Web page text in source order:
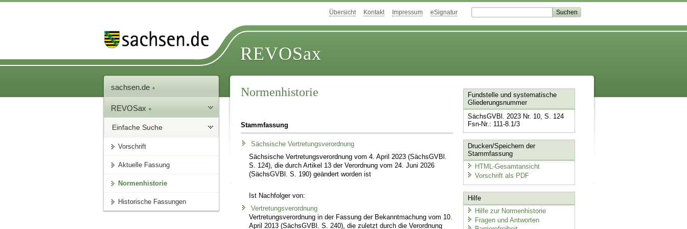
Übersicht Kontakt Impressum eSignatur
REVOSax
sachsen.de
REVOSax
Einfache Suche
Vorschrift
Aktuelle Fassung
Normenhistorie
Historische Fassungen
Normenhistorie
Stammfassung
Sächsische Vertretungsverordnung
Sächsische Vertretungsverordnung vom 4. April 2023 (SächsGVBl.
S. 124), die durch Artikel 13 der Verordnung vom 24. Juni 2026
(SächsGVBl. S. 190) geändert worden ist
Ist Nachfolger von:
Vertretungsverordnung
Vertretungsverordnung in der Fassung der Bekanntmachung vom 10.
April 2013 (SächsGVBl. S. 240), die zuletzt durch die Verordnung
Fundstelle und systematische
Gliederungsnummer
SächsGVBl. 2023 Nr. 10, S. 124
Fsn-Nr.: 111-8.1/3
Drucken/Speichern der
Stammfassung
HTML-Gesamtansicht
Vorschrift als PDF
Hilfe
Hilfe zur Normenhistorie
Fragen und Antworten